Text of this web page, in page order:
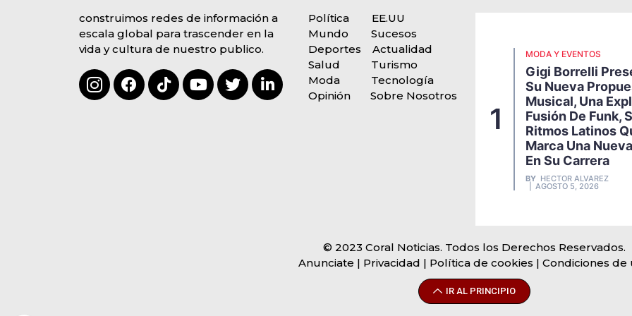
construimos redes de información a
escala global para trascender en la
vida y cultura de nuestro publico.
Política
EE.UU
Mundo
Sucesos
Deportes
Actualidad
Salud
Turismo
Moda
Tecnología
Opinión
Sobre Nosotros
1
MODA Y EVENTOS
Gigi Borrelli
Su Nueva
Musical, Una
Fusión De Funk,
Ritmos Latinos
Marca Una
En Su Carrera
BY HECTOR ALVAREZ
AGOSTO 5, 2026
© 2023 Coral Noticias. Todos los Derechos Reservados.
Anunciate | Privacidad | Política de cookies | Condiciones de
IR AL PRINCIPIO